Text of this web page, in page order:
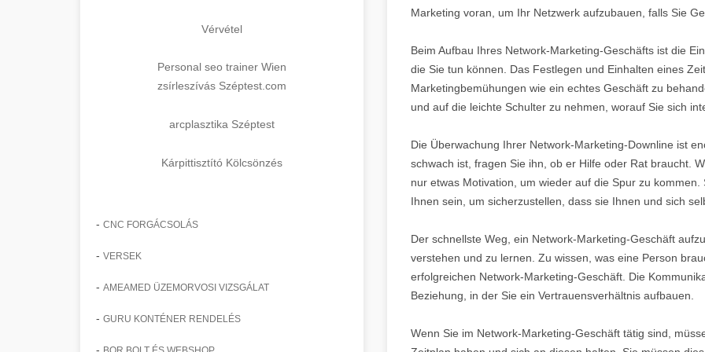
Vérvétel
Personal seo trainer Wien
zsírleszívás Széptest.com
arcplasztika Széptest
Kárpittisztító Kölcsönzés
- CNC FORGÁCSOLÁS
- VERSEK
- AMEAMED ÜZEMORVOSI VIZSGÁLAT
- GURU KONTÉNER RENDELÉS
Marketing voran, um Ihr Netzwerk aufzubauen, falls Sie
Beim Aufbau Ihres Network-Marketing-Geschäfts ist die
die Sie tun können. Das Festlegen und Einhalten eines
Marketingbemühungen wie ein echtes Geschäft zu
und auf die leichte Schulter zu nehmen, worauf Sie sich
Die Überwachung Ihrer Network-Marketing-Downline ist
schwach ist, fragen Sie ihn, ob er Hilfe oder Rat braucht.
nur etwas Motivation, um wieder auf die Spur zu
Ihnen sein, um sicherzustellen, dass sie Ihnen und sich
Der schnellste Weg, ein Network-Marketing-Geschäft
verstehen und zu lernen. Zu wissen, was eine Person
erfolgreichen Network-Marketing-Geschäft. Die
Beziehung, in der Sie ein Vertrauensverhältnis aufbauen.
Wenn Sie im Network-Marketing-Geschäft tätig sind,